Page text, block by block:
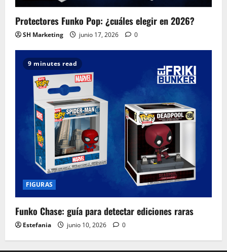
Protectores Funko Pop: ¿cuáles elegir en 2026?
SH Marketing junio 17, 2026 0
9 minutes read
FIGURAS
Funko Chase: guía para detectar ediciones raras
Estefania junio 10, 2026 0